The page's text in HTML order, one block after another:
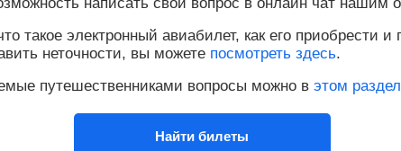
такое электронный авиабилет, как его приобрести и
неточности, вы можете посмотреть здесь.
путешественниками вопросы можно в этом
Найти билеты